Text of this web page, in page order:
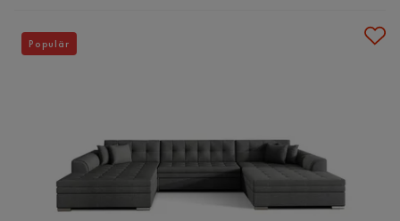
Populär